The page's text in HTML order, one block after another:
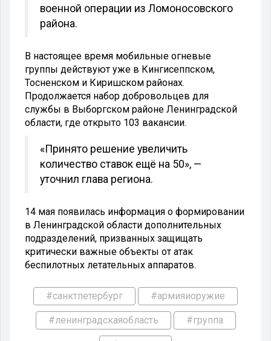
военной операции из Ломоносовского
района.
В настоящее время мобильные огневые
группы действуют уже в Кингисеппском,
Тосненском и Киришском районах.
Продолжается набор добровольцев для
службы в Выборгском районе Ленинградской
области, где открыто 103 вакансии.
«Принято решение увеличить
количество ставок ещё на 50», —
уточнил глава региона.
14 мая появилась информация о формировании
в Ленинградской области дополнительных
подразделений, призванных защищать
критически важные объекты от атак
беспилотных летательных аппаратов.
#санктпетербург #армияиоружие
#ленинградскаяобласть #группа